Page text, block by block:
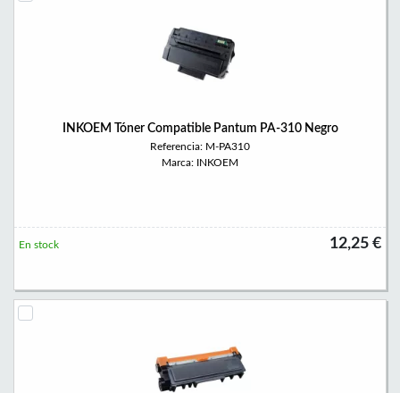
INKOEM Tóner Compatible Pantum PA-310 Negro
Referencia: M-PA310
Marca: INKOEM
12,25 €
En stock